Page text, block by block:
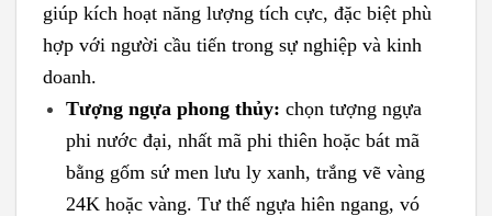
giúp kích hoạt năng lượng tích cực, đặc biệt phù
hợp với người cầu tiến trong sự nghiệp và kinh
doanh.
Tượng ngựa phong thủy: chọn tượng ngựa
phi nước đại, nhất mã phi thiên hoặc bát mã
bằng gốm sứ men lưu ly xanh, trắng vẽ vàng
24K hoặc vàng. Tư thế ngựa hiên ngang, vó